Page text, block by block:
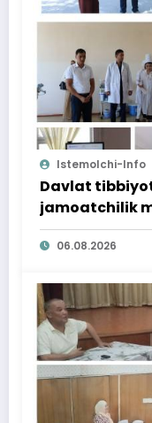
Istemolchi-Info
Davlat
jamoatchilik
06.08.2026